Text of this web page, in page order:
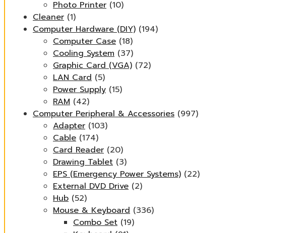
Photo Printer (10)
Cleaner (1)
Computer Hardware (DIY) (194)
Computer Case (18)
Cooling System (37)
Graphic Card (VGA) (72)
LAN Card (5)
Power Supply (15)
RAM (42)
Computer Peripheral & Accessories (997)
Adapter (103)
Cable (174)
Card Reader (20)
Drawing Tablet (3)
EPS (Emergency Power Systems) (22)
External DVD Drive (2)
Hub (52)
Mouse & Keyboard (336)
Combo Set (19)